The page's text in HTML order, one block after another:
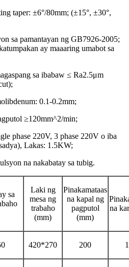
taper: ±6°/80mm; (±15°, ±30°,
sa pamantayan ng GB7926-2005;
ay maaaring umabot sa
sa ibabaw ≤ Ra2.5μm
0.1-0.2mm;
≥120mm^2/min;
phase 220V, 3 phase 220V o iba
Lakas: 1.5KW;
na nakabatay sa tubig.
sa
Laki ng
mesa ng
trabaho
(mm)
Pinakamataas
na kapal ng
pagputol
(mm)
na
420*270 200